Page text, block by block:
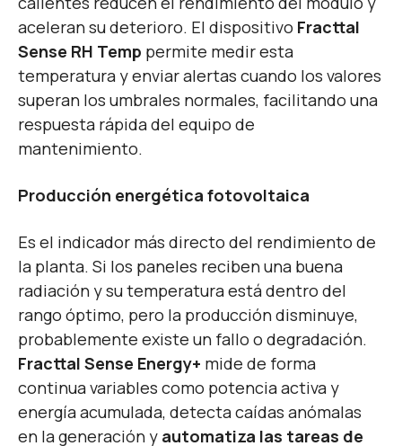
aceleran su deterioro. El dispositivo Fracttal
Sense RH Temp permite medir esta
temperatura y enviar alertas cuando los valores
superan los umbrales normales, facilitando una
respuesta rápida del equipo de
mantenimiento.
Producción energética fotovoltaica
Es el indicador más directo del rendimiento de
la planta. Si los paneles reciben una buena
radiación y su temperatura está dentro del
rango óptimo, pero la producción disminuye,
probablemente existe un fallo o degradación.
Fracttal Sense Energy+ mide de forma
continua variables como potencia activa y
energía acumulada, detecta caídas anómalas
en la generación y automatiza las tareas de